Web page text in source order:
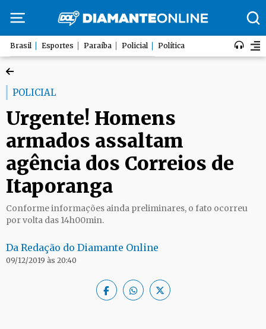
Brasil Esportes Paraíba Policial Política
POLICIAL
Urgente! Homens
armados assaltam
agência dos Correios de
Itaporanga
Conforme informações ainda preliminares, o fato ocorreu
por volta das 14h00min.
Da Redação do Diamante Online
09/12/2019 às 20:40